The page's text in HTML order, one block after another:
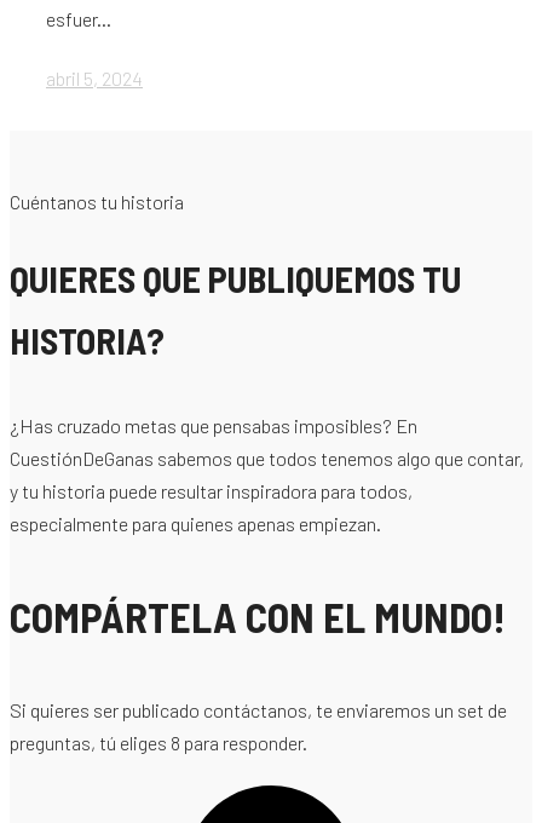
esfuer...
abril 5, 2024
Cuéntanos tu historia
QUIERES QUE PUBLIQUEMOS TU
HISTORIA?
¿Has cruzado metas que pensabas imposibles? En
CuestiónDeGanas sabemos que todos tenemos algo que contar,
y tu historia puede resultar inspiradora para todos,
especialmente para quienes apenas empiezan.
COMPÁRTELA CON EL MUNDO!
Si quieres ser publicado contáctanos, te enviaremos un set de
preguntas, tú eliges 8 para responder.